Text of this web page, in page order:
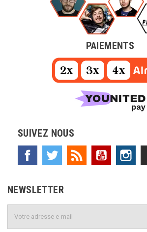
PAIEMENTS
SUIVEZ NOUS
Facebook Twitter Rss YouTube
NEWSLETTER